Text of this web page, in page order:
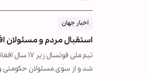
اخبار جهان
استقبال مردم و مسئولان
شد و از سوی مسئولان حکومتی